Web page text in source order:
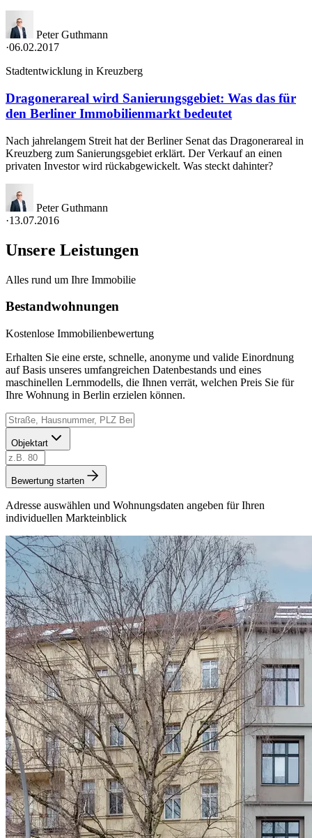
Peter Guthmann
·06.02.2017
Stadtentwicklung in Kreuzberg
Dragonerareal wird Sanierungsgebiet: Was das für
den Berliner Immobilienmarkt bedeutet
Nach jahrelangem Streit hat der Berliner Senat das Dragonerareal in
Kreuzberg zum Sanierungsgebiet erklärt. Der Verkauf an einen
privaten Investor wird rückabgewickelt. Was steckt dahinter?
Peter Guthmann
·13.07.2016
Unsere Leistungen
Alles rund um Ihre Immobilie
Bestandwohnungen
Kostenlose Immobilienbewertung
Erhalten Sie eine erste, schnelle, anonyme und valide Einordnung
auf Basis unseres umfangreichen Datenbestands und eines
maschinellen Lernmodells, die Ihnen verrät, welchen Preis Sie für
Ihre Wohnung in Berlin erzielen können.
Objektart
Bewertung starten
Adresse auswählen und Wohnungsdaten angeben für Ihren
individuellen Markteinblick